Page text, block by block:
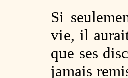
Si
vie, il
que ses
jamais